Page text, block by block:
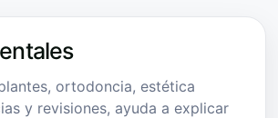
ortodoncia, estética
y revisiones, ayuda a explicar